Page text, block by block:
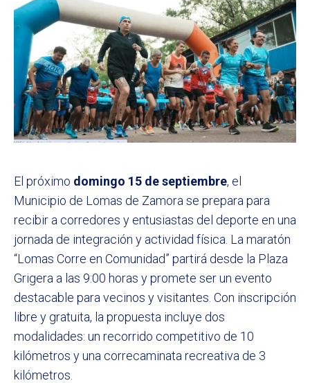
El próximo domingo 15 de septiembre, el
Municipio de Lomas de Zamora se prepara para
recibir a corredores y entusiastas del deporte en una
jornada de integración y actividad física. La maratón
“Lomas Corre en Comunidad” partirá desde la Plaza
Grigera a las 9:00 horas y promete ser un evento
destacable para vecinos y visitantes. Con inscripción
libre y gratuita, la propuesta incluye dos
modalidades: un recorrido competitivo de 10
kilómetros y una correcaminata recreativa de 3
kilómetros.